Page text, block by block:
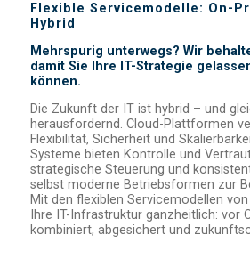
Flexible Servicemodelle: On-
Hybrid
Mehrspurig unterwegs? Wir
damit Sie Ihre IT-Strategie
können.
Die Zukunft der IT ist hybrid – und
herausfordernd. Cloud-Plattformen
Flexibilität, Sicherheit und
Systeme bieten Kontrolle und
strategische Steuerung und
selbst moderne Betriebsformen zur
Mit den flexiblen Servicemodellen von
Ihre IT-Infrastruktur ganzheitlich: vor
kombiniert, abgesichert und